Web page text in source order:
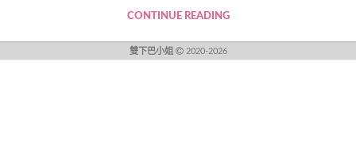
CONTINUE READING
雙下巴小姐 2020-2026